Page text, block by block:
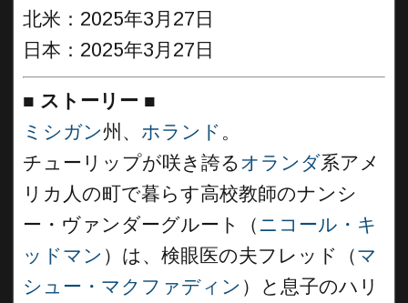
北米：2025年3月27日
日本：2025年3月27日
■ ストーリー ■
ミシガン州、 ホランド 。
チューリップが咲き誇るオランダ系アメ
リカ人の町で暮らす高校教師のナンシ
ー・ヴァンダーグルート（ニコール・キ
ッドマン ）は、検眼医の夫フレッド（マ
シュー・マクファディン ）と息子のハリ